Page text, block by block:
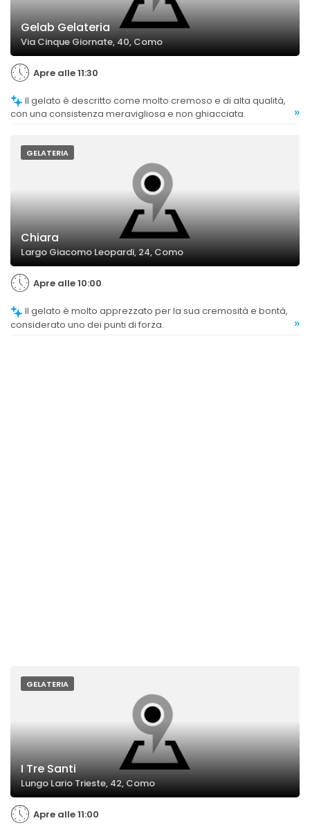
Gelab Gelateria
Via Cinque Giornate, 40, Como
Apre alle 11:30
con una consistenza meravigliosa e non ghiacciata.
»
GELATERIA
Chiara
Largo Giacomo Leopardi, 24, Como
Apre alle 10:00
considerato uno dei punti di forza.
»
GELATERIA
I Tre Santi
Lungo Lario Trieste, 42, Como
Apre alle 11:00